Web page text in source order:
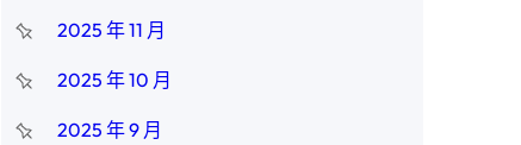
2025 年 11 月
2025 年 10 月
2025 年 9 月